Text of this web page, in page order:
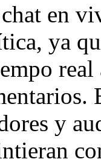
en
ya
real
y